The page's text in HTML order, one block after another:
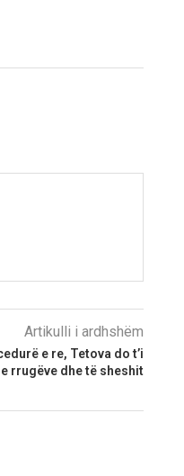
Artikulli i ardhshëm
e re, Tetova do t’i
rrugëve dhe të sheshit